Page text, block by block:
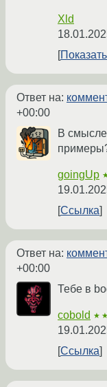
Xld
Ответ на:
+00:00
В
goingUp
Ссылка
Ответ на:
+00:00
Тебе в
cobold
Ссылка